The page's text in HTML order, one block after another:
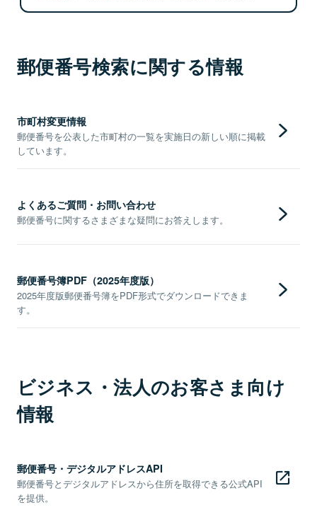
郵便番号検索に関する情報
市町村変更情報
郵便番号を公表した市町村の一覧を実施日の新しい順に掲載
しています。
よくあるご質問・お問い合わせ
郵便番号に関するさまざまな疑問にお答えします。
郵便番号簿PDF（2025年度版）
2025年度版郵便番号簿をPDF形式でダウンロードできま
す。
ビジネス・法人のお客さま向け
情報
郵便番号・デジタルアドレスAPI
郵便番号とデジタルアドレスから住所を取得できる公式API
を提供。